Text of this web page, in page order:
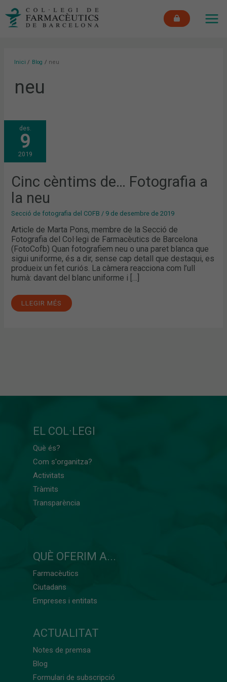
Inici Blog neu
neu
des.
9
2019
Cinc cèntims de… Fotografia a
la neu
Secció de fotografia del COFB / 9 de desembre de 2019
Article de Marta Pons, membre de la Secció de
Fotografia del Col·legi de Farmacèutics de Barcelona
(FotoCofb) Quan fotografiem neu o una paret blanca que
sigui uniforme, és a dir, sense cap detall que destaqui, es
produeix un fet curiós. La càmera reacciona com l’ull
humà: davant del blanc uniforme i […]
CINC
CÈNTIMS
DE…
FOTOGRAFIA
A
LA
NEU
LLEGIR MÉS
EL COL·LEGI
Què és?
Com s'organitza?
Activitats
Tràmits
Transparència
QUÈ OFERIM A...
Farmacèutics
Ciutadans
Empreses i entitats
ACTUALITAT
Notes de premsa
Blog
Formulari de subscripció